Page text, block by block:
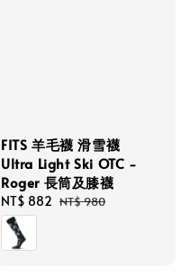
FITS 羊毛襪 滑雪襪
Ultra Light Ski OTC -
Roger 長筒及膝襪
Sale
price
NT$ 882 Regular
NT$ 980